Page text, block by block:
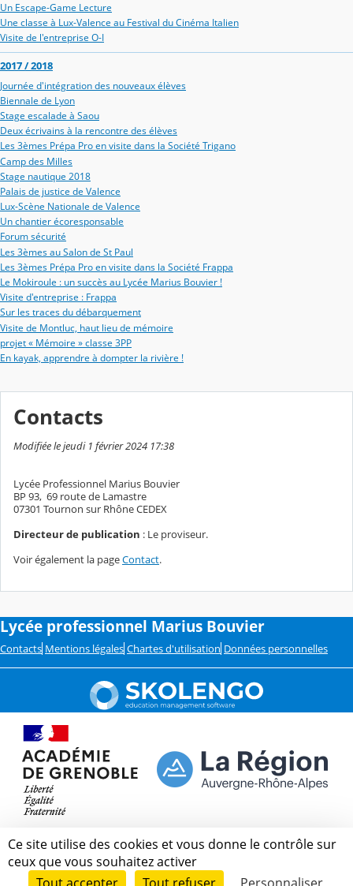
Un Escape-Game Lecture
Une classe à Lux-Valence au Festival du Cinéma Italien
Visite de l'entreprise O-I
2017 / 2018
Journée d'intégration des nouveaux élèves
Biennale de Lyon
Stage escalade à Saou
Deux écrivains à la rencontre des élèves
Les 3èmes Prépa Pro en visite dans la Société Trigano
Camp des Milles
Stage nautique 2018
Palais de justice de Valence
Lux-Scène Nationale de Valence
Un chantier écoresponsable
Forum sécurité
Les 3èmes au Salon de St Paul
Les 3èmes Prépa Pro en visite dans la Société Frappa
Le Mokiroule : un succès au Lycée Marius Bouvier !
Visite d'entreprise : Frappa
Sur les traces du débarquement
Visite de Montluc, haut lieu de mémoire
projet « Mémoire » classe 3PP
En kayak, apprendre à dompter la rivière !
Contacts
Modifiée le jeudi 1 février 2024 17:38
Lycée Professionnel Marius Bouvier
BP 93, 69 route de Lamastre
07301 Tournon sur Rhône CEDEX
Directeur de publication : Le proviseur.
Voir également la pageContact.
Lycée professionnel Marius Bouvier
Contacts Mentions légales Chartes d'utilisation Données personnelles
Ce site utilise des cookies et vous donne le contrôle sur
ceux que vous souhaitez activer